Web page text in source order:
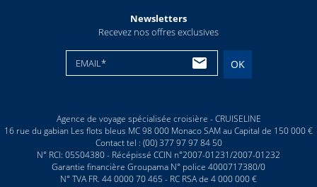
Newsletters
Recevez nos offres exclusives
EMAIL* OK
Agence de voyage spécialisée croisière - CRUISELINE
16 rue du gabian Les flots bleus MC 98 000 Monaco SAM au Capital de 150 000 €
Contact tel : (00) 377 97 97 84 50
N° RCI: 05S04380 - Récépissé CCIN n°2007-01231/2007-01232
Garantie financière Groupama N° police 4000717380/0
N° TVA FR. 44 0000 70 465 - RC RSA de 4 000 000 €